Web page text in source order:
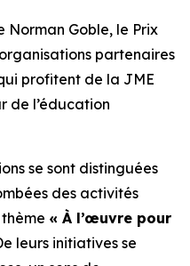
Norman Goble, le Prix
partenaires
profitent de la JME
de l’éducation
se sont distinguées
des activités
« À l’œuvre pour
leurs initiatives se